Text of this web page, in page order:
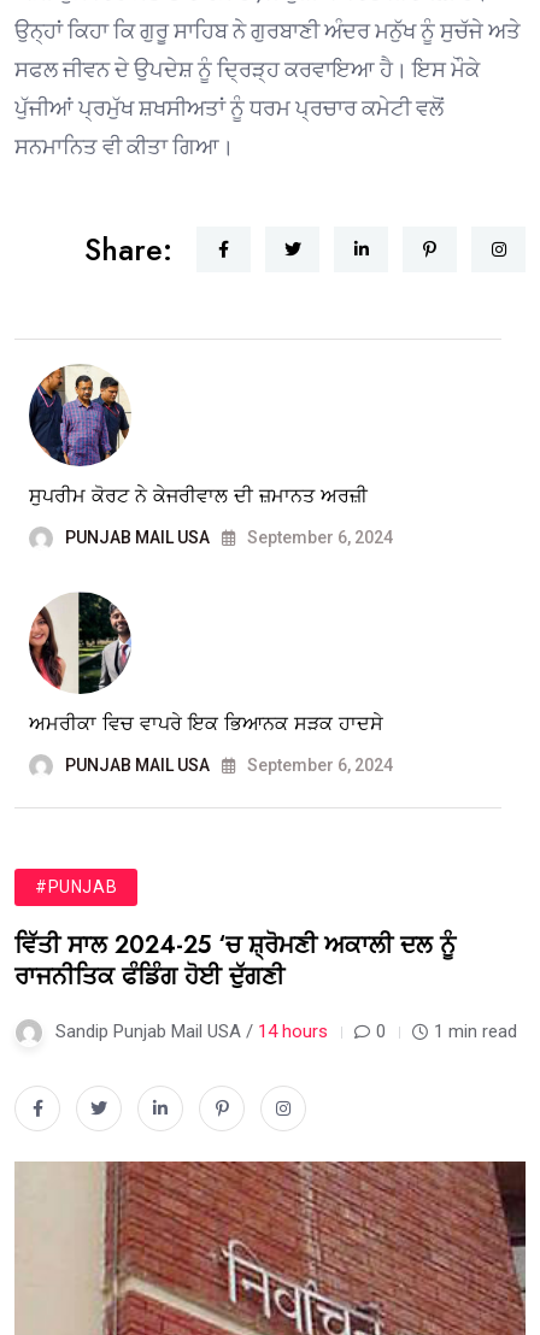
ਉਨ੍ਹਾਂ ਕਿਹਾ ਕਿ ਗੁਰੂ ਸਾਹਿਬ ਨੇ ਗੁਰਬਾਣੀ ਅੰਦਰ ਮਨੁੱਖ ਨੂੰ ਸੁਚੱਜੇ ਅਤੇ
ਸਫਲ ਜੀਵਨ ਦੇ ਉਪਦੇਸ਼ ਨੂੰ ਦ੍ਰਿੜ੍ਹ ਕਰਵਾਇਆ ਹੈ। ਇਸ ਮੌਕੇ
ਪੁੱਜੀਆਂ ਪ੍ਰਮੁੱਖ ਸ਼ਖਸੀਅਤਾਂ ਨੂੰ ਧਰਮ ਪ੍ਰਚਾਰ ਕਮੇਟੀ ਵਲੋਂ
ਸਨਮਾਨਿਤ ਵੀ ਕੀਤਾ ਗਿਆ।
Share:
ਸੁਪਰੀਮ ਕੋਰਟ ਨੇ ਕੇਜਰੀਵਾਲ ਦੀ ਜ਼ਮਾਨਤ ਅਰਜ਼ੀ
PUNJAB MAIL USA September 6, 2024
ਅਮਰੀਕਾ ਵਿਚ ਵਾਪਰੇ ਇਕ ਭਿਆਨਕ ਸੜਕ ਹਾਦਸੇ
PUNJAB MAIL USA September 6, 2024
#PUNJAB
ਵਿੱਤੀ ਸਾਲ 2024-25 ‘ਚ ਸ਼੍ਰੋਮਣੀ ਅਕਾਲੀ ਦਲ ਨੂੰ
ਰਾਜਨੀਤਿਕ ਫੰਡਿੰਗ ਹੋਈ ਦੁੱਗਣੀ
Sandip Punjab Mail USA / 14 hours 0 1 min read